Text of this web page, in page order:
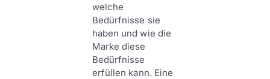
welche
Bedürfnisse sie
haben und wie die
Marke diese
Bedürfnisse
erfüllen kann. Eine